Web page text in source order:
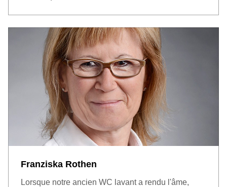
Franziska Rothen
Lorsque notre ancien WC lavant a rendu l'âme,